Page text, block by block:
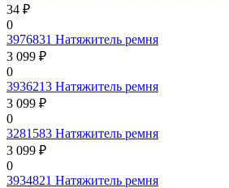
34 ₽
0
3976831 Натяжитель ремня
3 099 ₽
0
3936213 Натяжитель ремня
3 099 ₽
0
3281583 Натяжитель ремня
3 099 ₽
0
3934821 Натяжитель ремня